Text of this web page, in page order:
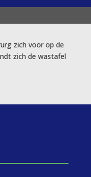
zich voor op de
zich de wastafel